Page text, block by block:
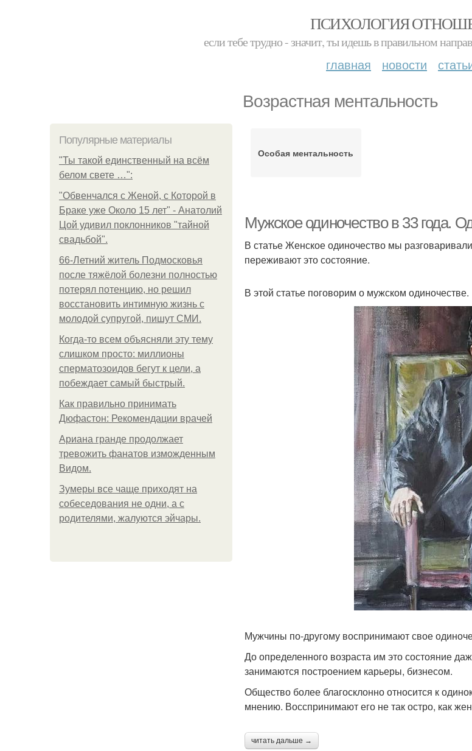
ПСИХОЛОГИЯ
если тебе трудно - значит, ты идешь в правильном
главная новости
Возрастная ментальность
Популярные материалы
"Ты такой единственный на всём
белом свете …":
"Обвенчался с Женой, с Которой в
Браке уже Около 15 лет" - Анатолий
Цой удивил поклонников "тайной
свадьбой".
66-Летний житель Подмосковья
после тяжёлой болезни полностью
потерял потенцию, но решил
восстановить интимную жизнь с
молодой супругой, пишут СМИ.
Когда-то всем объясняли эту тему
слишком просто: миллионы
сперматозоидов бегут к цели, а
побеждает самый быстрый.
Как правильно принимать
Дюфастон: Рекомендации врачей
Ариана гранде продолжает
тревожить фанатов изможденным
Видом.
Зумеры все чаще приходят на
собеседования не одни, а с
родителями, жалуются эйчары.
Особая ментальность
Мужское одиночество в 33 года.
В статье Женское одиночество мы
переживают это состояние.
В этой статье поговорим о мужском одиночестве.
Мужчины по-другому воспринимают свое
До определенного возраста им это состояние
занимаются построением карьеры, бизнесом.
Общество более благосклонно относится к
мнению. Восспринимают его не так остро, как
читать дальше →